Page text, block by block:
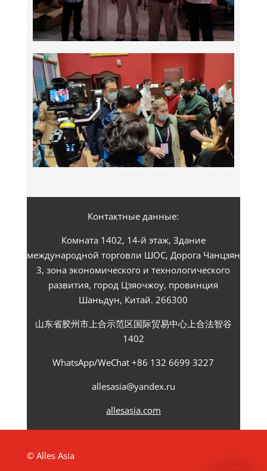
Контактные данные:
Комната 1402, 14-й этаж, Здание
международной торговли ШОС, Дорога Чанцзян
3, зона экономического и технологического
развития, город Цзяочжоу, провинция
Шаньдун, Китай. 266300
山东省胶州市上合示范区国际贸易中心上合法智谷
1402
WhatsApp/WeChat +86 132 6699 3227
allesasia@yandex.ru
allesasia.com
© Alles Asia